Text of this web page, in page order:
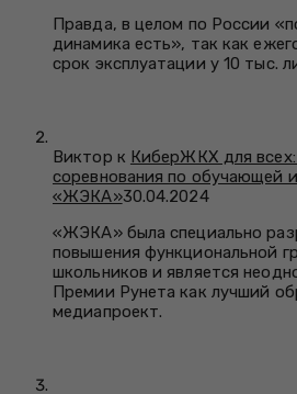
Правда, в целом по России
динамика есть», так как
срок эксплуатации у 10 тыс.
Виктор к КиберЖКХ для всех:
соревнования по обучающей
«ЖЭКА»30.04.2024
«ЖЭКА» была специально
повышения функциональной
школьников и является
Премии Рунета как лучший
медиапроект.